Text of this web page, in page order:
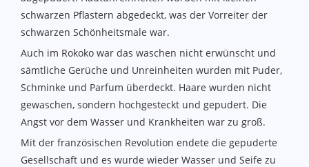
schwarzen Pflastern abgedeckt, was der Vorreiter der
schwarzen Schönheitsmale war.
Auch im Rokoko war das waschen nicht erwünscht und
sämtliche Gerüche und Unreinheiten wurden mit Puder,
Schminke und Parfum überdeckt. Haare wurden nicht
gewaschen, sondern hochgesteckt und gepudert. Die
Angst vor dem Wasser und Krankheiten war zu groß.
Mit der französischen Revolution endete die gepuderte
Gesellschaft und es wurde wieder Wasser und Seife zu